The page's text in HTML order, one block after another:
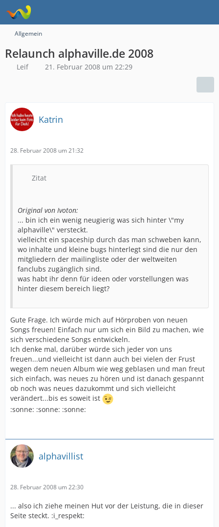
Allgemein
Relaunch alphaville.de 2008
Leif 21. Februar 2008 um 22:29
Katrin
28. Februar 2008 um 21:32
Zitat
Original von Ivoton:
... bin ich ein wenig neugierig was sich hinter \"my
alphaville\" versteckt.
vielleicht ein spaceship durch das man schweben kann,
wo inhalte und kleine bugs hinterlegt sind die nur den
mitgliedern der mailingliste oder der weltweiten
fanclubs zugänglich sind.
was habt ihr denn für ideen oder vorstellungen was
hinter diesem bereich liegt?
Gute Frage. Ich würde mich auf Hörproben von neuen
Songs freuen! Einfach nur um sich ein Bild zu machen, wie
sich verschiedene Songs entwickeln.
Ich denke mal, darüber würde sich jeder von uns
freuen...und vielleicht ist dann auch bei vielen der Frust
wegen dem neuen Album wie weg geblasen und man freut
sich einfach, was neues zu hören und ist danach gespannt
ob noch was neues dazukommt und sich vielleicht
verändert...bis es soweit ist
:sonne: :sonne: :sonne:
alphavillist
28. Februar 2008 um 22:30
... also ich ziehe meinen Hut vor der Leistung, die in dieser
Seite steckt. :i_respekt: